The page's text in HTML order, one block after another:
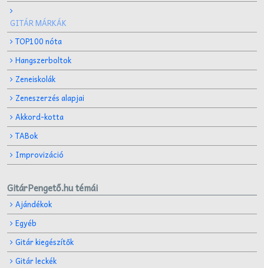
GITÁR MÁRKÁK
TOP100 nóta
Hangszerboltok
Zeneiskolák
Zeneszerzés alapjai
Akkord-kotta
TABok
Improvizáció
GitárPengető.hu témái
Ajándékok
Egyéb
Gitár kiegészítők
Gitár leckék